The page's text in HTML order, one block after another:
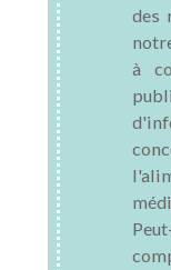
des
à